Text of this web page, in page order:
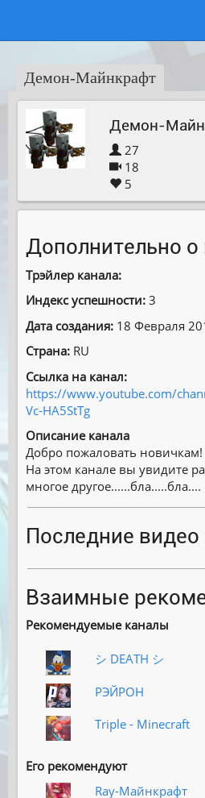
Демон-Майнкрафт
Демон-
27
18
5
Дополнительно о
Трэйлер канала:
Индекс успешности: 3
Дата создания: 18 Февраля
Страна: RU
Ссылка на канал:
https://www.youtube.com/
Vc-HA5StTg
Описание канала
Добро пожаловать
На этом канале вы увидите
многое другое......бла.....бла....
Последние видео
Взаимные
Рекомендуемые каналы
シ DEATH シ
РЭЙРОН
Triple - Minecraft
Его рекомендуют
Ray-Майнкрафт